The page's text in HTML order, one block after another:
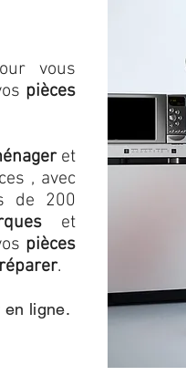
vous
pièces
et
, avec
de 200
et
pièces
réparer.
en ligne.